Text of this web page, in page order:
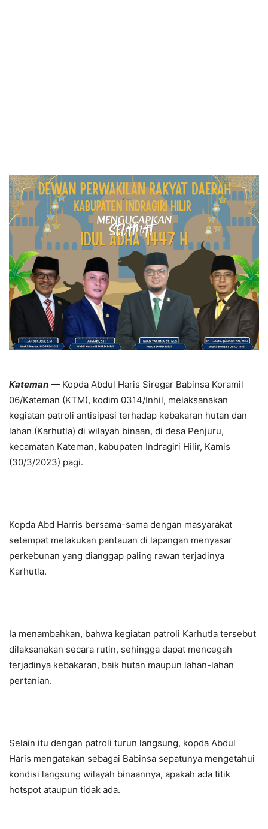
Kateman — Kopda Abdul Haris Siregar Babinsa Koramil
06/Kateman (KTM), kodim 0314/Inhil, melaksanakan
kegiatan patroli antisipasi terhadap kebakaran hutan dan
lahan (Karhutla) di wilayah binaan, di desa Penjuru,
kecamatan Kateman, kabupaten Indragiri Hilir, Kamis
(30/3/2023) pagi.
Kopda Abd Harris bersama-sama dengan masyarakat
setempat melakukan pantauan di lapangan menyasar
perkebunan yang dianggap paling rawan terjadinya
Karhutla.
Ia menambahkan, bahwa kegiatan patroli Karhutla tersebut
dilaksanakan secara rutin, sehingga dapat mencegah
terjadinya kebakaran, baik hutan maupun lahan-lahan
pertanian.
Selain itu dengan patroli turun langsung, kopda Abdul
Haris mengatakan sebagai Babinsa sepatunya mengetahui
kondisi langsung wilayah binaannya, apakah ada titik
hotspot ataupun tidak ada.